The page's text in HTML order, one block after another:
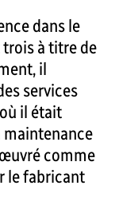
dans le
à titre de
il
services
il était
maintenance
comme
le fabricant